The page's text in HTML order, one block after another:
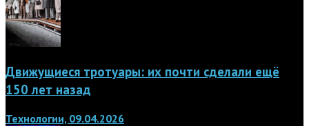
Движущиеся тротуары: их почти сделали ещё
150 лет назад
Технологии, 09.04.2026